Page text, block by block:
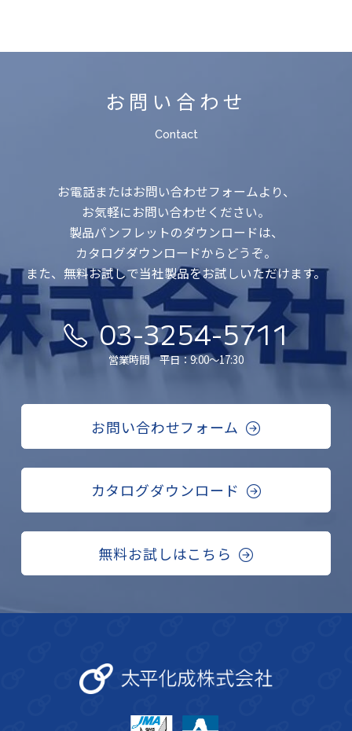
お問い合わせ
Contact
お電話またはお問い合わせフォームより、
お気軽にお問い合わせください。
製品パンフレットのダウンロードは、
カタログダウンロードからどうぞ。
また、無料お試しで当社製品をお試しいただけます。
03-3254-5711
営業時間 平日：9:00〜17:30
お問い合わせフォーム
カタログダウンロード
無料お試しはこちら